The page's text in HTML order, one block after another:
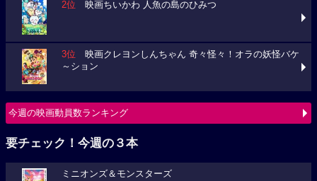
2位 映画ちいかわ 人魚の島のひみつ
3位 映画クレヨンしんちゃん 奇々怪々！オラの妖怪バケ
～ション
今週の映画動員数ランキング
要チェック！今週の３本
ミニオンズ＆モンスターズ